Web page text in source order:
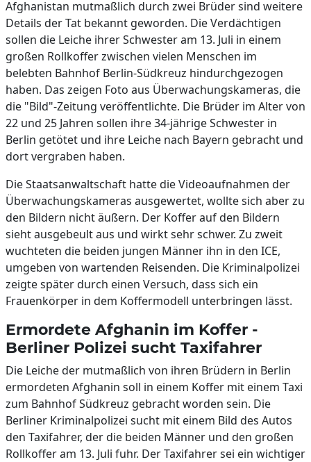
Afghanistan mutmaßlich durch zwei Brüder sind weitere
Details der Tat bekannt geworden. Die Verdächtigen
sollen die Leiche ihrer Schwester am 13. Juli in einem
großen Rollkoffer zwischen vielen Menschen im
belebten Bahnhof Berlin-Südkreuz hindurchgezogen
haben. Das zeigen Foto aus Überwachungskameras, die
die "Bild"-Zeitung veröffentlichte. Die Brüder im Alter von
22 und 25 Jahren sollen ihre 34-jährige Schwester in
Berlin getötet und ihre Leiche nach Bayern gebracht und
dort vergraben haben.
Die Staatsanwaltschaft hatte die Videoaufnahmen der
Überwachungskameras ausgewertet, wollte sich aber zu
den Bildern nicht äußern. Der Koffer auf den Bildern
sieht ausgebeult aus und wirkt sehr schwer. Zu zweit
wuchteten die beiden jungen Männer ihn in den ICE,
umgeben von wartenden Reisenden. Die Kriminalpolizei
zeigte später durch einen Versuch, dass sich ein
Frauenkörper in dem Koffermodell unterbringen lässt.
Ermordete Afghanin im Koffer -
Berliner Polizei sucht Taxifahrer
Die Leiche der mutmaßlich von ihren Brüdern in Berlin
ermordeten Afghanin soll in einem Koffer mit einem Taxi
zum Bahnhof Südkreuz gebracht worden sein. Die
Berliner Kriminalpolizei sucht mit einem Bild des Autos
den Taxifahrer, der die beiden Männer und den großen
Rollkoffer am 13. Juli fuhr. Der Taxifahrer sei ein wichtiger